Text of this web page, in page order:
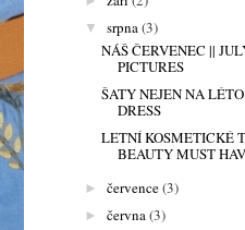
▼ srpna(3)
NÁŠ ČERVENEC ||
PICTURES
ŠATY NEJEN NA
DRESS
LETNÍ KOSMETICKÉ
BEAUTY MUST
► července(3)
► června(3)